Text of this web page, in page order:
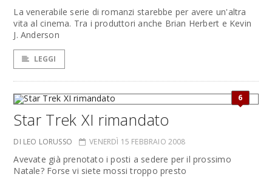
La venerabile serie di romanzi starebbe per avere un'altra
vita al cinema. Tra i produttori anche Brian Herbert e Kevin
J. Anderson
LEGGI
6
Star Trek XI rimandato
DI LEO LORUSSO VENERDÌ 15 FEBBRAIO 2008
Avevate già prenotato i posti a sedere per il prossimo
Natale? Forse vi siete mossi troppo presto